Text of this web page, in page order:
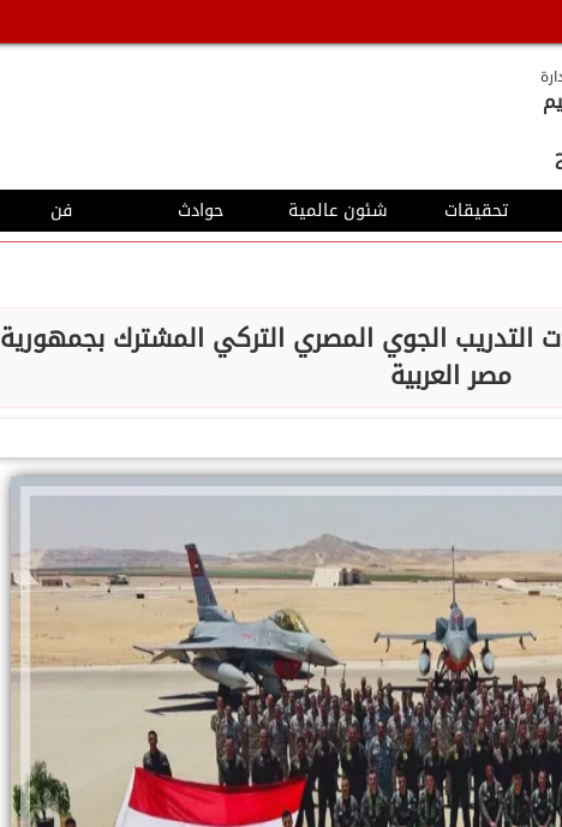
تحقيقات شئون عالمية حوادث فن
التدريب الجوي المصري التركي المشترك بجمهورية
مصر العربية